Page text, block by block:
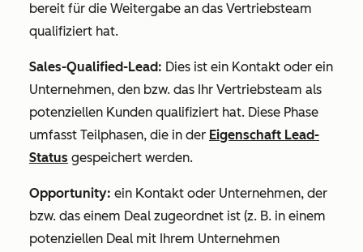
bereit für die Weitergabe an das Vertriebsteam
qualifiziert hat.
Sales-Qualified-Lead: Dies ist ein Kontakt oder ein
Unternehmen, den bzw. das Ihr Vertriebsteam als
potenziellen Kunden qualifiziert hat. Diese Phase
umfasst Teilphasen, die in der Eigenschaft Lead-
Status gespeichert werden.
Opportunity: ein Kontakt oder Unternehmen, der
bzw. das einem Deal zugeordnet ist (z. B. in einem
potenziellen Deal mit Ihrem Unternehmen